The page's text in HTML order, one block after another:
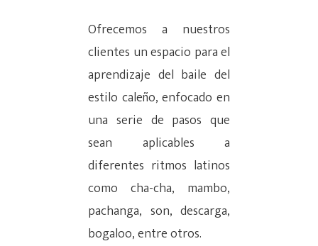
Ofrecemos a nuestros
clientes un espacio para el
aprendizaje del baile del
estilo caleño, enfocado en
una serie de pasos que
sean aplicables a
diferentes ritmos latinos
como cha-cha, mambo,
pachanga, son, descarga,
bogaloo, entre otros.